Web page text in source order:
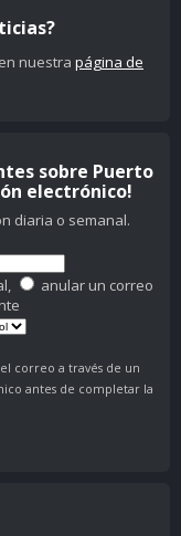
nuestra página de
sobre Puerto
electrónico!
diaria o semanal.
anular un correo
correo a través de un
antes de completar la